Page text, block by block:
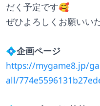
だく予定です🥰
ぜひよろしくお願いい
💠企画ページ
https://mygame8.jp/
all/